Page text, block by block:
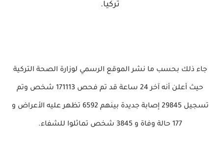
تركيا.
جاء ذلك بحسب ما نشر الموقع الرسمي لوزارة الصحة التركية
حيث أعلن أنه آخر 24 ساعة قد تم فحص 171113 شخص وتم
تسجيل 29845 إصابة جديدة بينهم 6592 تظهر عليه الأعراض و
177 حالة وفاة و 3845 شخص تماثلوا للشفاء.